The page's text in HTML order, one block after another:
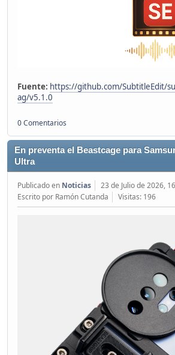
Fuente: https://github.com/SubtitleEdit/
ag/v5.1.0
0 Comentarios
En preventa el Beastcage para
Ultra
Publicado en Noticias
23 de Julio de 2026,
Escrito por Ramón Cutanda
Visitas: 196